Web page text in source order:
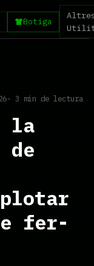
Botiga
· 3 min de lectura
la
fer-